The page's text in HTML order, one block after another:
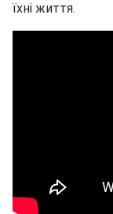
їхні життя.